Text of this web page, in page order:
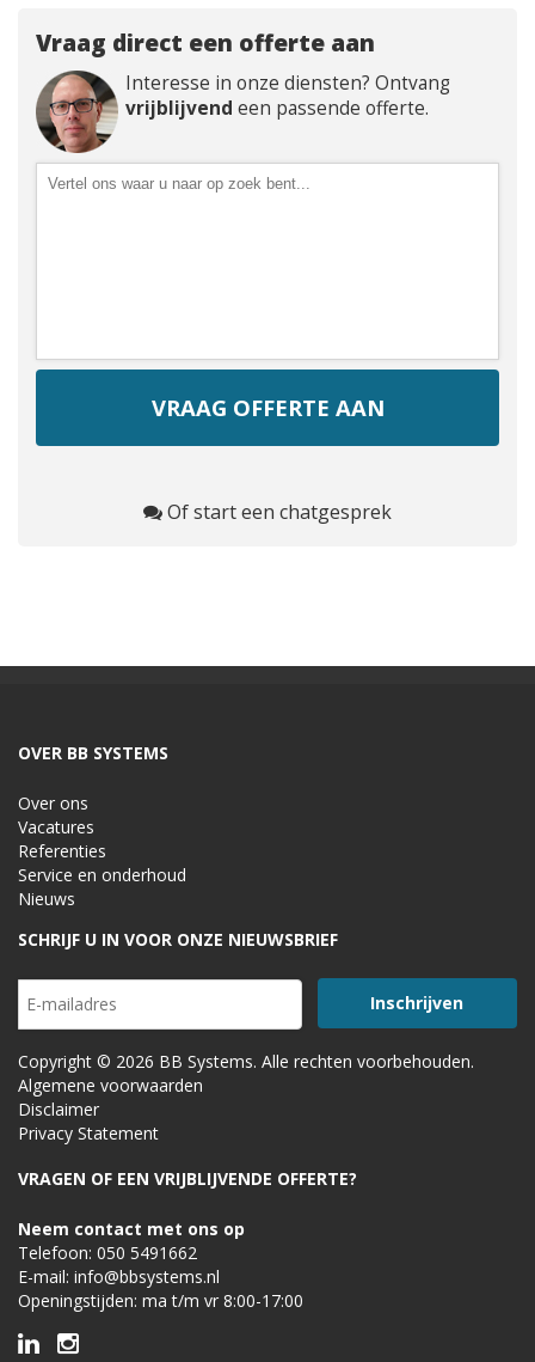
Vraag direct een offerte aan
Interesse in onze diensten? Ontvang
vrijblijvend een passende offerte.
Of start een chatgesprek
OVER BB SYSTEMS
Over ons
Vacatures
Referenties
Service en onderhoud
Nieuws
SCHRIJF U IN VOOR ONZE NIEUWSBRIEF
Copyright © 2026 BB Systems. Alle rechten voorbehouden.
Algemene voorwaarden
Disclaimer
Privacy Statement
VRAGEN OF EEN VRIJBLIJVENDE OFFERTE?
Neem contact met ons op
Telefoon: 050 5491662
E-mail: info@bbsystems.nl
Openingstijden: ma t/m vr 8:00-17:00